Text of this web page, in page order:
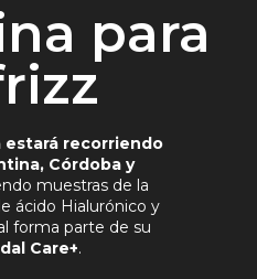
para
estará recorriendo
Córdoba y
muestras de la
ácido Hialurónico y
forma parte de su
Care+.